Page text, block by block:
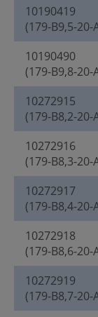
10190419
(179-B9,5-20-
10190490
(179-B9,8-20-
10272915
(179-B8,2-20-
10272916
(179-B8,3-20-
10272917
(179-B8,4-20-
10272918
(179-B8,6-20-
10272919
(179-B8,7-20-